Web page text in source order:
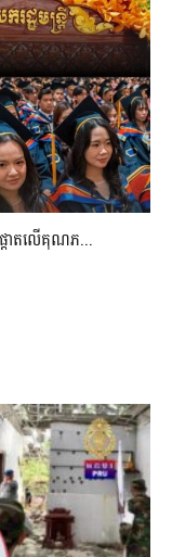
ោតលើគុណភ...